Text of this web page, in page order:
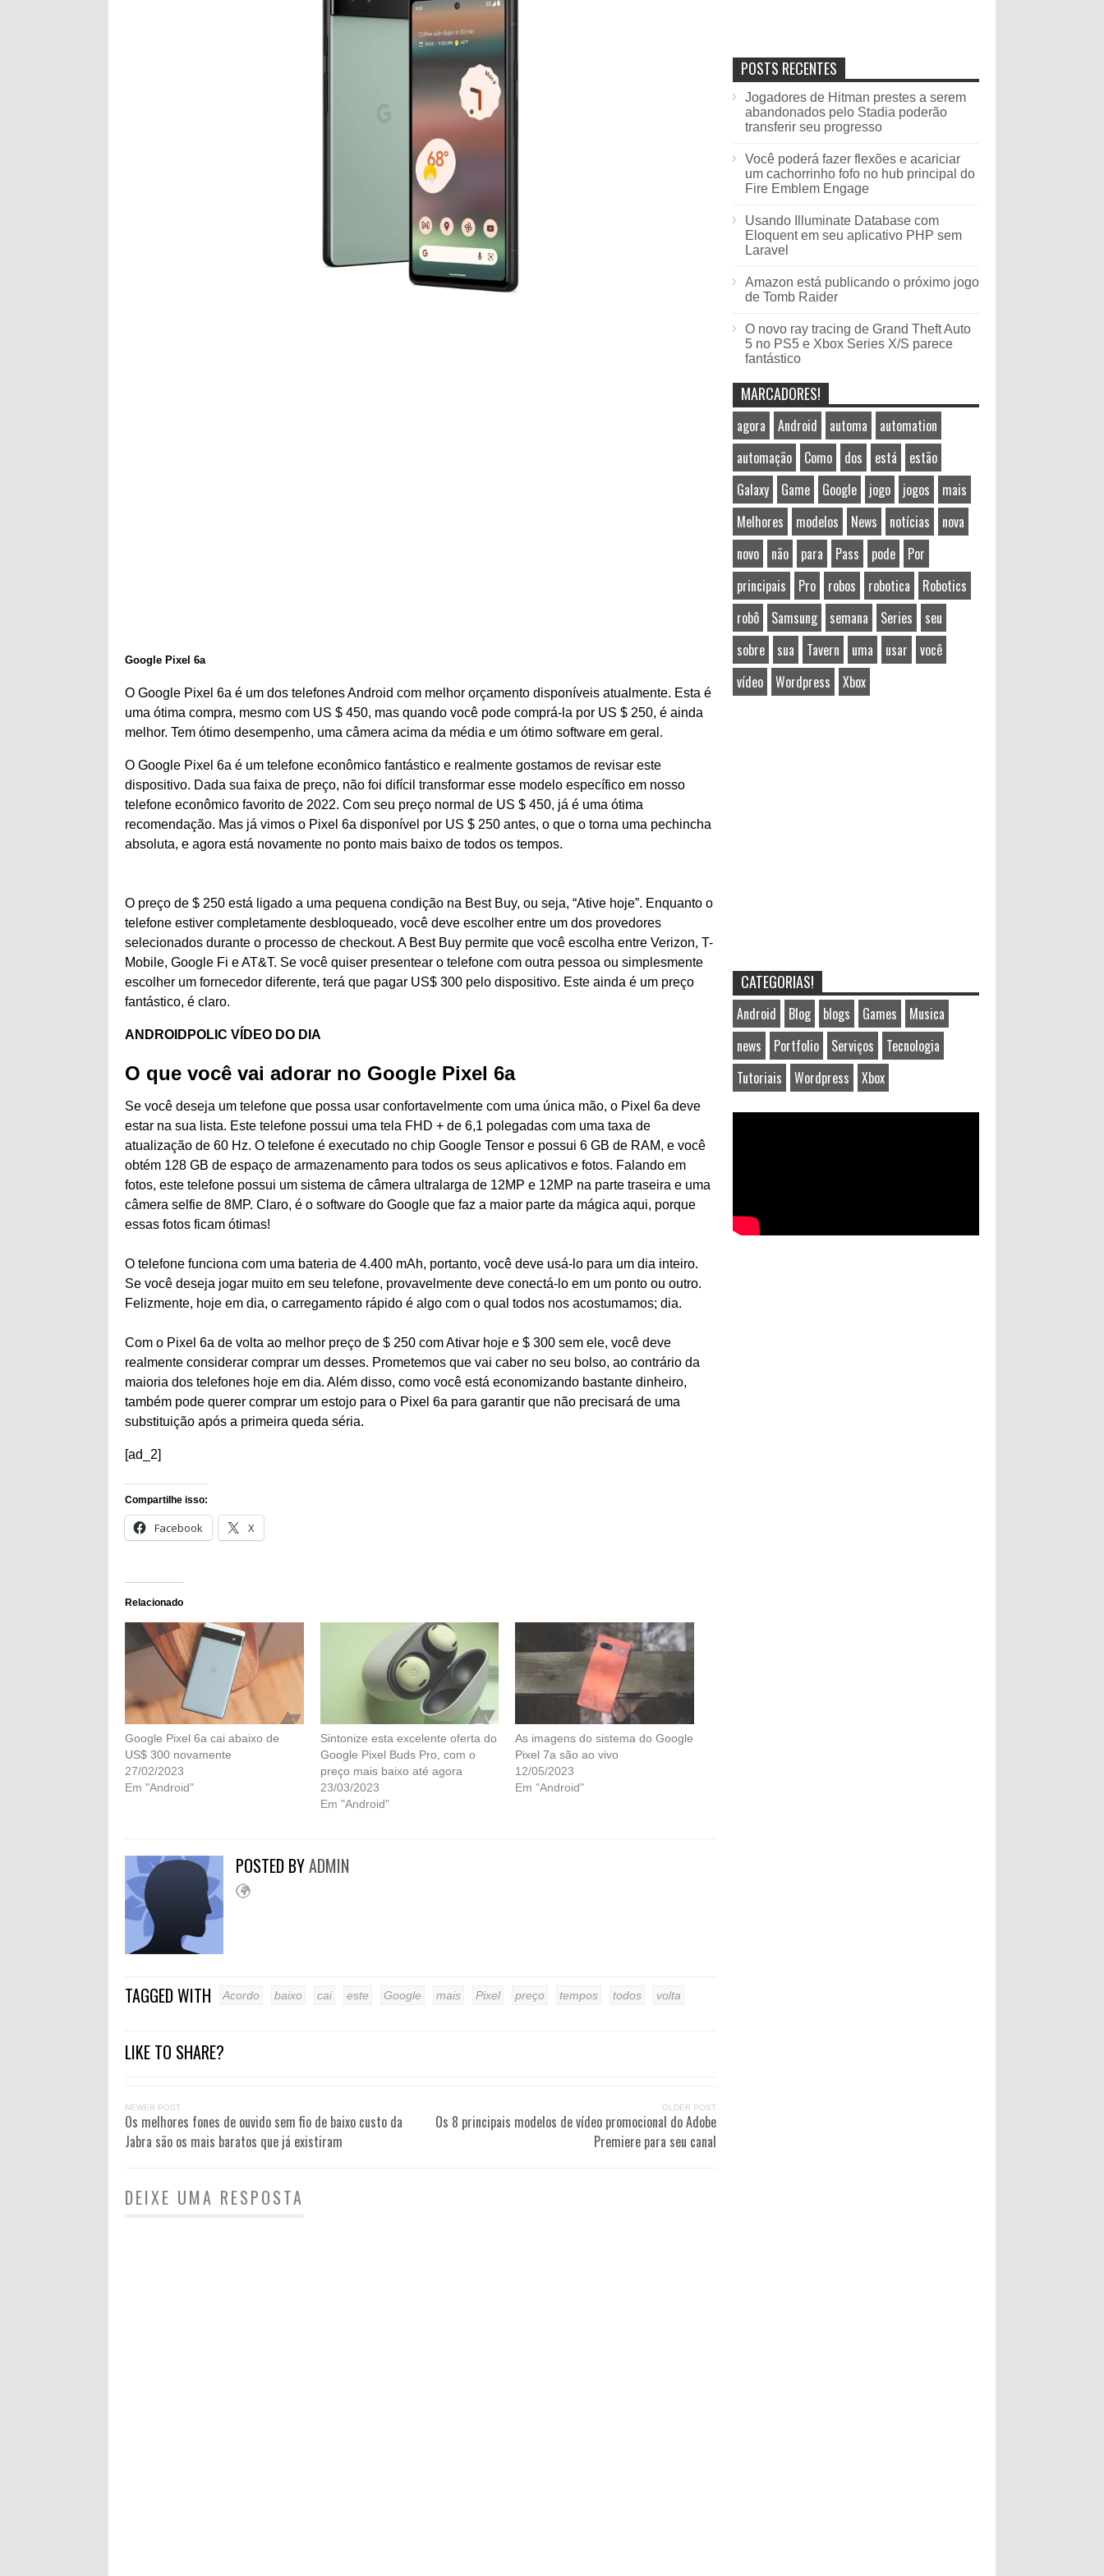
Google Pixel 6a
O Google Pixel 6a é um dos telefones Android com melhor orçamento disponíveis atualmente. Esta é
uma ótima compra, mesmo com US $ 450, mas quando você pode comprá-la por US $ 250, é ainda
melhor. Tem ótimo desempenho, uma câmera acima da média e um ótimo software em geral.
O Google Pixel 6a é um telefone econômico fantástico e realmente gostamos de revisar este
dispositivo. Dada sua faixa de preço, não foi difícil transformar esse modelo específico em nosso
telefone econômico favorito de 2022. Com seu preço normal de US $ 450, já é uma ótima
recomendação. Mas já vimos o Pixel 6a disponível por US $ 250 antes, o que o torna uma pechincha
absoluta, e agora está novamente no ponto mais baixo de todos os tempos.
O preço de $ 250 está ligado a uma pequena condição na Best Buy, ou seja, “Ative hoje”. Enquanto o
telefone estiver completamente desbloqueado, você deve escolher entre um dos provedores
selecionados durante o processo de checkout. A Best Buy permite que você escolha entre Verizon, T-
Mobile, Google Fi e AT&T. Se você quiser presentear o telefone com outra pessoa ou simplesmente
escolher um fornecedor diferente, terá que pagar US$ 300 pelo dispositivo. Este ainda é um preço
fantástico, é claro.
ANDROIDPOLIC VÍDEO DO DIA
O que você vai adorar no Google Pixel 6a
Se você deseja um telefone que possa usar confortavelmente com uma única mão, o Pixel 6a deve
estar na sua lista. Este telefone possui uma tela FHD + de 6,1 polegadas com uma taxa de
atualização de 60 Hz. O telefone é executado no chip Google Tensor e possui 6 GB de RAM, e você
obtém 128 GB de espaço de armazenamento para todos os seus aplicativos e fotos. Falando em
fotos, este telefone possui um sistema de câmera ultralarga de 12MP e 12MP na parte traseira e uma
câmera selfie de 8MP. Claro, é o software do Google que faz a maior parte da mágica aqui, porque
essas fotos ficam ótimas!
O telefone funciona com uma bateria de 4.400 mAh, portanto, você deve usá-lo para um dia inteiro.
Se você deseja jogar muito em seu telefone, provavelmente deve conectá-lo em um ponto ou outro.
Felizmente, hoje em dia, o carregamento rápido é algo com o qual todos nos acostumamos; dia.
Com o Pixel 6a de volta ao melhor preço de $ 250 com Ativar hoje e $ 300 sem ele, você deve
realmente considerar comprar um desses. Prometemos que vai caber no seu bolso, ao contrário da
maioria dos telefones hoje em dia. Além disso, como você está economizando bastante dinheiro,
também pode querer comprar um estojo para o Pixel 6a para garantir que não precisará de uma
substituição após a primeira queda séria.
[ad_2]
Compartilhe isso:
Facebook X
Relacionado
Google Pixel 6a cai abaixo de
US$ 300 novamente
27/02/2023
Em "Android"
Sintonize esta excelente oferta do
Google Pixel Buds Pro, com o
preço mais baixo até agora
23/03/2023
Em "Android"
As imagens do sistema do Google
Pixel 7a são ao vivo
12/05/2023
Em "Android"
POSTED BYADMIN
TAGGED WITH Acordo baixo cai este Google mais Pixel preço tempos todos volta
LIKE TO SHARE?
NEWER POST
Os melhores fones de ouvido sem fio de baixo custo da
Jabra são os mais baratos que já existiram
OLDER POST
Os 8 principais modelos de vídeo promocional do Adobe
Premiere para seu canal
DEIXE UMA RESPOSTA
POSTS RECENTES
Jogadores de Hitman prestes a serem
abandonados pelo Stadia poderão
transferir seu progresso
Você poderá fazer flexões e acariciar
um cachorrinho fofo no hub principal do
Fire Emblem Engage
Usando Illuminate Database com
Eloquent em seu aplicativo PHP sem
Laravel
Amazon está publicando o próximo jogo
de Tomb Raider
O novo ray tracing de Grand Theft Auto
5 no PS5 e Xbox Series X/S parece
fantástico
MARCADORES!
agora Android automa
automation
automação
Como dos está
estão
Galaxy
Game Google jogo jogos
mais
Melhores
modelos News notícias
nova
novo
não para Pass pode
Por
principais
Pro robos robotica
Robotics
robô
Samsung semana Series
seu
sobre
sua Tavern uma usar
você
vídeo
Wordpress Xbox
CATEGORIAS!
Android Blog blogs Games
Musica
news
Portfolio Serviços
Tecnologia
Tutoriais
Wordpress Xbox